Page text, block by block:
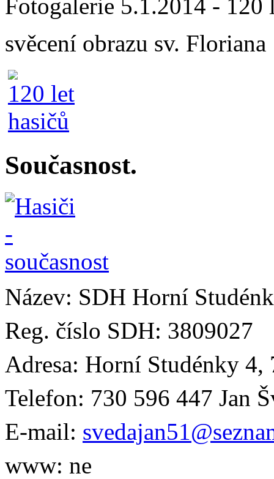
Fotogalerie 5.1.2014 - 120
svěcení obrazu sv. Floriana
Současnost.
Název: SDH Horní
Reg. číslo SDH: 3809027
Adresa: Horní Studénky 4,
Telefon: 730 596 447 Jan
E-mail:
www: ne